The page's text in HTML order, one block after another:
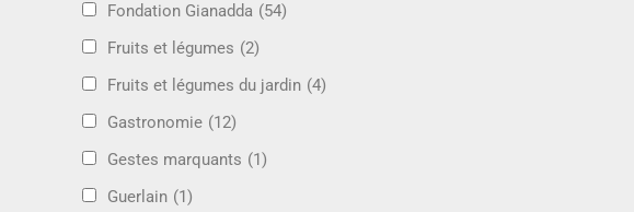
Fondation Gianadda (54)
Fruits et légumes (2)
Fruits et légumes du jardin (4)
Gastronomie (12)
Gestes marquants (1)
Guerlain (1)